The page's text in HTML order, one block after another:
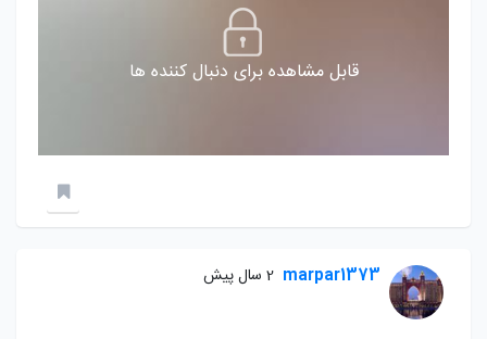
قابل مشاهده برای دنبال کننده ها
marpar1373 2 سال پیش